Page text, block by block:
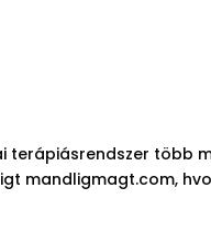
terápiásrendszer több
mandligmagt.com,